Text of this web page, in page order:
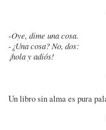
-Oye, dime una cosa.
-¿Una cosa? No, dos:
¡hola y adiós!
Un libro sin alma es pura